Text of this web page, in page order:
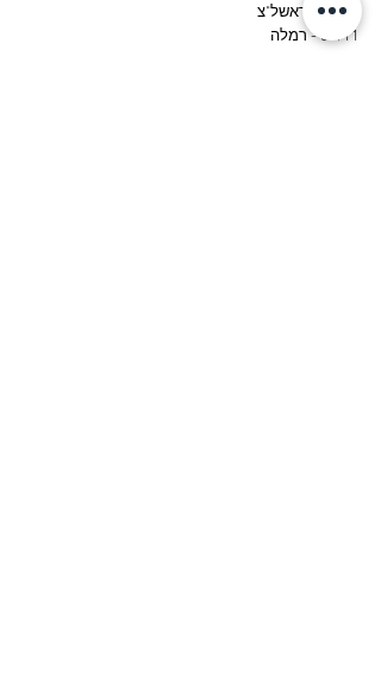
11/07 - ראשל"צ
07/11 - רמלה